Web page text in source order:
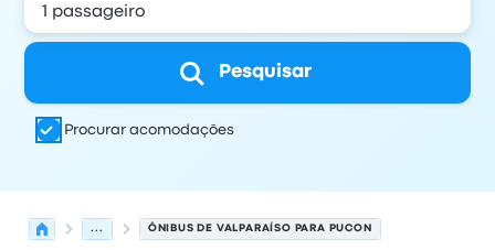
Pesquisar
Procurar acomodações
... ÔNIBUS DE VALPARAÍSO PARA PUCON